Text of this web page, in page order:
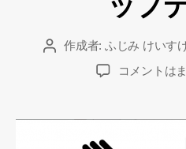
投 作成者: ふじみ けいす
“Passster
ア
コメントは